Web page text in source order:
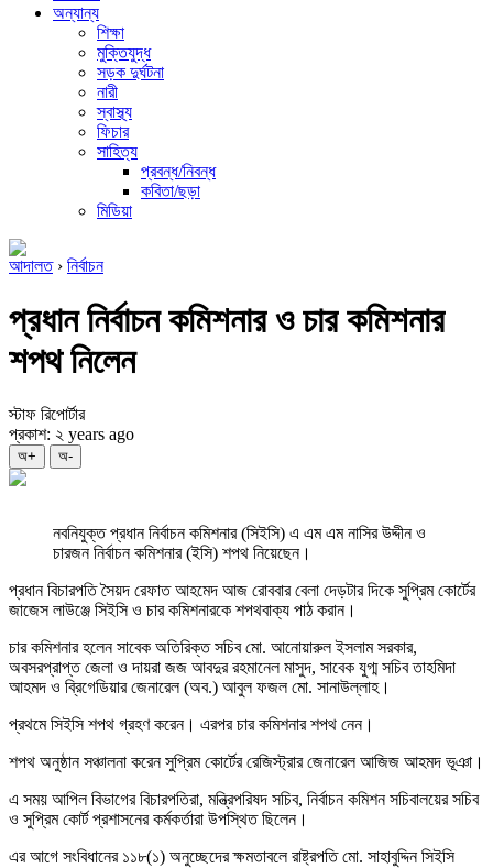
অন্যান্য
শিক্ষা
মুক্তিযুদ্ধ
সড়ক দুর্ঘটনা
নারী
স্বাস্থ্য
ফিচার
সাহিত্য
প্রবন্ধ/নিবন্ধ
কবিতা/ছড়া
মিডিয়া
আদালত› নির্বাচন
প্রধান নির্বাচন কমিশনার ও চার কমিশনার
শপথ নিলেন
স্টাফ রিপোর্টার
প্রকাশ: ২ years ago
অ+ অ-
নবনিযুক্ত প্রধান নির্বাচন কমিশনার (সিইসি) এ এম এম নাসির উদ্দীন ও
চারজন নির্বাচন কমিশনার (ইসি) শপথ নিয়েছেন।
প্রধান বিচারপতি সৈয়দ রেফাত আহমেদ আজ রোববার বেলা দেড়টার দিকে সুপ্রিম কোর্টের
জাজেস লাউঞ্জে সিইসি ও চার কমিশনারকে শপথবাক্য পাঠ করান।
চার কমিশনার হলেন সাবেক অতিরিক্ত সচিব মো. আনোয়ারুল ইসলাম সরকার,
অবসরপ্রাপ্ত জেলা ও দায়রা জজ আবদুর রহমানেল মাসুদ, সাবেক যুগ্ম সচিব তাহমিদা
আহমদ ও ব্রিগেডিয়ার জেনারেল (অব.) আবুল ফজল মো. সানাউল্লাহ।
প্রথমে সিইসি শপথ গ্রহণ করেন। এরপর চার কমিশনার শপথ নেন।
শপথ অনুষ্ঠান সঞ্চালনা করেন সুপ্রিম কোর্টের রেজিস্ট্রার জেনারেল আজিজ আহমদ ভূঞা।
এ সময় আপিল বিভাগের বিচারপতিরা, মন্ত্রিপরিষদ সচিব, নির্বাচন কমিশন সচিবালয়ের সচিব
ও সুপ্রিম কোর্ট প্রশাসনের কর্মকর্তারা উপস্থিত ছিলেন।
এর আগে সংবিধানের ১১৮(১) অনুচ্ছেদের ক্ষমতাবলে রাষ্ট্রপতি মো. সাহাবুদ্দিন সিইসি